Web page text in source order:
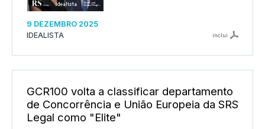
9 DEZEMBRO 2025
IDEALISTA
inclui
GCR100 volta a classificar departamento
de Concorrência e União Europeia da SRS
Legal como "Elite"